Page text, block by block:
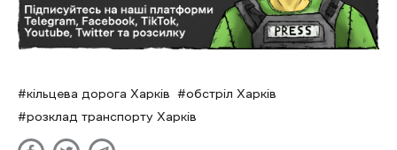
кільцева дорога Харків
обстріл Харків
розклад транспорту Харків